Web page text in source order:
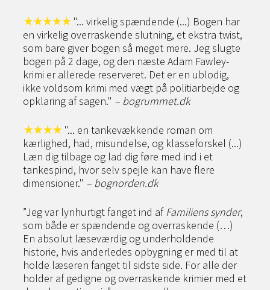
"... virkelig spændende (...) Bogen har
en virkelig overraskende slutning, et ekstra twist,
som bare giver bogen så meget mere. Jeg slugte
bogen på 2 dage, og den næste Adam Fawley-
krimi er allerede reserveret. Det er en ublodig,
ikke voldsom krimi med vægt på politiarbejde og
opklaring af sagen." – bogrummet.dk
"... en tankevækkende roman om
kærlighed, had, misundelse, og klasseforskel (...)
Læn dig tilbage og lad dig føre med ind i et
tankespind, hvor selv spejle kan have flere
dimensioner." – bognorden.dk
”Jeg var lynhurtigt fanget ind afFamiliens synder,
som både er spændende og overraskende (…)
En absolut læseværdig og underholdende
historie, hvis anderledes opbygning er med til at
holde læseren fanget til sidste side. For alle der
holder af gedigne og overraskende krimier med et